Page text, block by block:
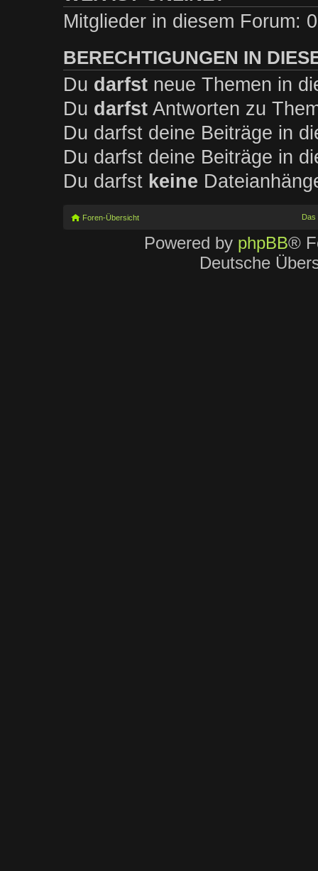
Mitglieder in diesem Forum:
BERECHTIGUNGEN IN
Du darfstneue Themen in
Du darfstAntworten zu
Du darfst deine Beiträge in
Du darfst deine Beiträge in
Du darfst keine
Foren-Übersicht Das
Powered by phpBB®
Deutsche